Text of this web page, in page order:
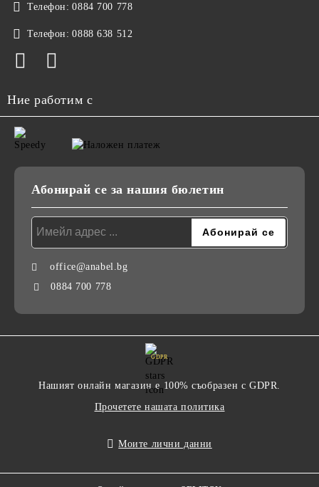
Телефон: 0884 700 778
Телефон: 0888 638 512
Ние работим с
Абонирай се за нашия бюлетин
office@anabel.bg
0884 700 778
GDPR
Нашият онлайн магазин е 100% съобразен с GDPR.
Прочетете нашата политика
Моите лични данни